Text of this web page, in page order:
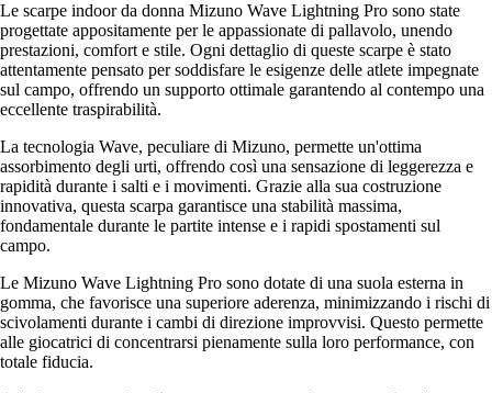
Le scarpe indoor da donna Mizuno Wave Lightning Pro sono state
progettate appositamente per le appassionate di pallavolo, unendo
prestazioni, comfort e stile. Ogni dettaglio di queste scarpe è stato
attentamente pensato per soddisfare le esigenze delle atlete impegnate
sul campo, offrendo un supporto ottimale garantendo al contempo una
eccellente traspirabilità.
La tecnologia Wave, peculiare di Mizuno, permette un'ottima
assorbimento degli urti, offrendo così una sensazione di leggerezza e
rapidità durante i salti e i movimenti. Grazie alla sua costruzione
innovativa, questa scarpa garantisce una stabilità massima,
fondamentale durante le partite intense e i rapidi spostamenti sul
campo.
Le Mizuno Wave Lightning Pro sono dotate di una suola esterna in
gomma, che favorisce una superiore aderenza, minimizzando i rischi di
scivolamenti durante i cambi di direzione improvvisi. Questo permette
alle giocatrici di concentrarsi pienamente sulla loro performance, con
totale fiducia.